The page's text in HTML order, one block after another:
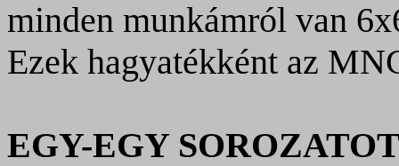
minden munkámról van
Ezek hagyatékként az
EGY-EGY